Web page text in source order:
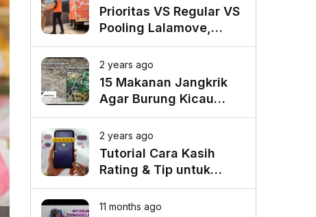
Prioritas VS Regular VS
Pooling Lalamove,
Mana yang Paling
Cocok untuk Kebutuhan
Anda?
2 years ago
15 Makanan Jangkrik
Agar Burung Kicau
Tampil Maksimal
2 years ago
Tutorial Cara Kasih
Rating & Tip untuk
Driver Lalamove Ride
11 months ago